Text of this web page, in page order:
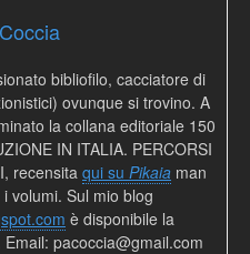
bibliofilo, cacciatore di
ovunque si trovino. A
la collana editoriale 150
IN ITALIA. PERCORSI
recensita qui su Pikaia man
volumi. Sul mio blog
è disponibile la
pacoccia@gmail.com